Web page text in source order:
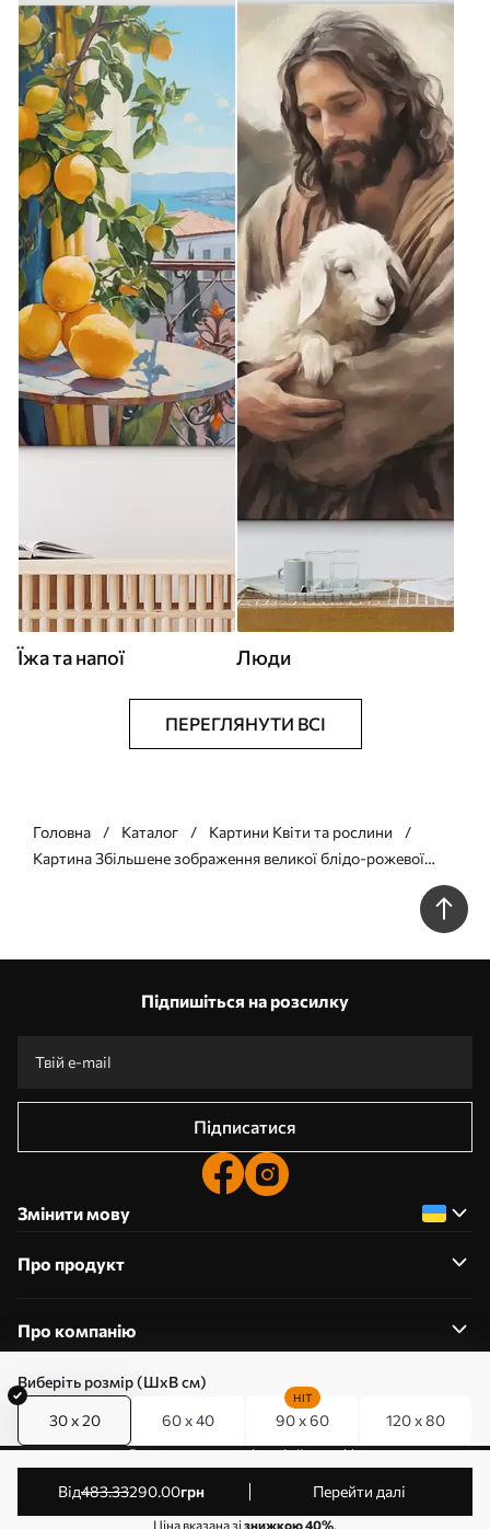
Виберіть розмір (ШхВ см)
30 x 20 60 x 40 90 x 60
HIT
120 x 80
від483.33290.00грн Перейти далі
Ціна вказана зізнижкою 40%.
Їжа та напої Люди
ПЕРЕГЛЯНУТИ ВСІ
Головна Каталог
Картини Квіти та рослини
Картина Збільшене зображення великої блідо-рожевої
квітки півонії з ніжними пелюстками та яскраво-жовтою
Підпишіться на розсилку
Підписатися
Змінити мову
Про продукт
Про компанію
0800357223
Редагування дозволів на файли cookie
© 2011-2026 Art-holst. Усі права захищені. Власник:
ТОВ “КЛЄВЄР”. Код ЄДРПОУ: 31780602.